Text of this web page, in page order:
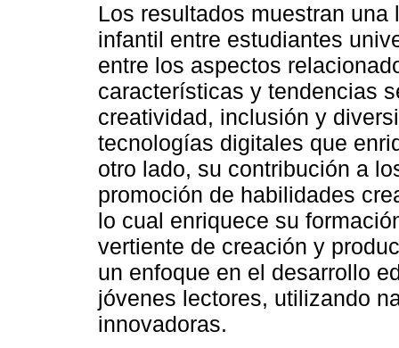
Los resultados muestran
infantil entre estudiantes
entre los aspectos
características y tendencias
creatividad, inclusión y
tecnologías digitales que
otro lado, su contribución a
promoción de habilidades
lo cual enriquece su
vertiente de creación y
un enfoque en el desarrollo
jóvenes lectores, utilizando
innovadoras.